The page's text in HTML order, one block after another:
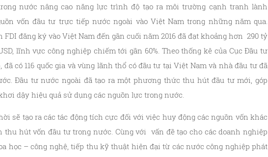
nước nâng cao năng lực trình độ tạo ra môi trường cạnh tranh lành
vốn đầu tư trực tiếp nước ngoài vào Việt Nam trong những năm qua.
FDI đăng ký vào Việt Nam đến gần cuối năm 2016 đã đạt khoảng hơn 290 tỷ
lĩnh vực công nghiệp chiếm tới gần 60%. Theo thống kê của Cục Đầu tư
có 116 quốc gia và vùng lãnh thổ có đầu tư tại Việt Nam và nhà đầu tư đã
Đầu tư nước ngoài đã tạo ra một phương thức thu hút đầu tư mới, góp
dậy hiệu quả sử dụng các nguồn lực trong nước.
sẽ tạo ra các tác động tích cực đối với việc huy động các nguồn vốn khác
thu hút vốn đầu tư trong nước. Cùng với vấn đề tạo cho các doanh nghiệp
học – công nghệ, tiếp thu kỹ thuật hiện đại từ các nước công nghiệp phát